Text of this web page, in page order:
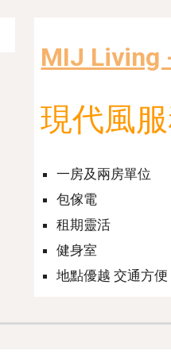
MIJ Living
現代風
一房及 兩房單位
包傢電
租期靈活
健身室
地點優越 交通方便